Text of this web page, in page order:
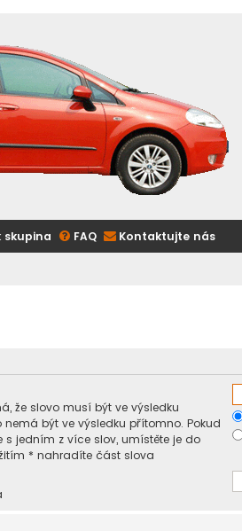
skupina FAQ Kontaktujte nás
že slovo musí být ve výsledku
nemá být ve výsledku přítomno. Pokud
jedním z více slov, umístěte je do
* nahradíte část slova